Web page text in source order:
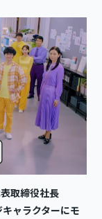
取締役社長
ャラクターにモ